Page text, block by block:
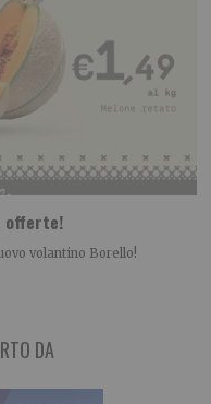
offerte!
volantino Borello!
DA